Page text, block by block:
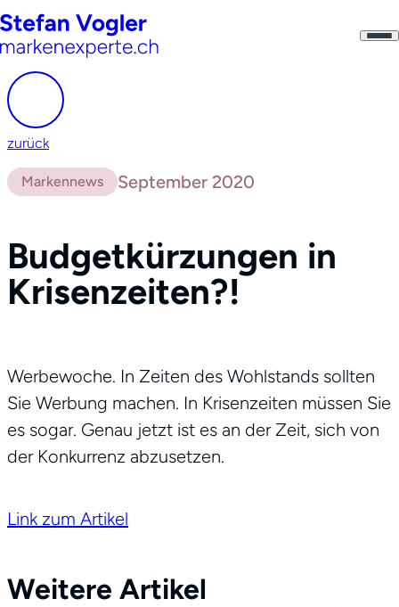
zurück
Markennews September 2020
Budgetkürzungen in
Krisenzeiten?!
Werbewoche. In Zeiten des Wohlstands sollten
Sie Werbung machen. In Krisenzeiten müssen Sie
es sogar. Genau jetzt ist es an der Zeit, sich von
der Konkurrenz abzusetzen.
Link zum Artikel
Weitere Artikel